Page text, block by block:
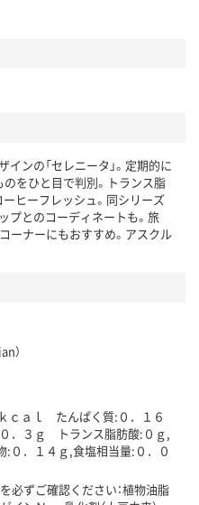
下記商品詳細「
項目
」で確認できます。
ンの「セレニータ」。定期的に
をひと目で判別。トランス脂
ーヒーフレッシュ。同シリーズ
プとのコーディネートも。旅
ーナーにもおすすめ。アスクル
）
ｃａｌ たんぱく質:０．１６
．３ｇ トランス脂肪酸:０ｇ,
:０．１４ｇ,食塩相当量:０．０
ずご確認ください：植物油脂